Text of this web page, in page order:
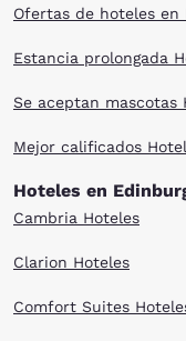
Ofertas de hoteles en
Estancia prolongada
Se aceptan mascotas
Mejor calificados
Hoteles en
Cambria Hoteles
Clarion Hoteles
Comfort Suites